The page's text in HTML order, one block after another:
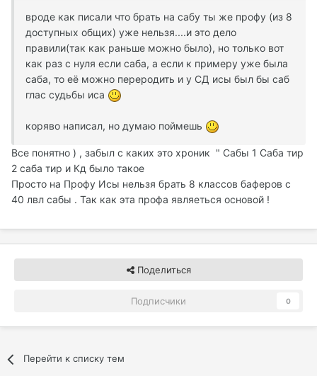
вроде как писали что брать на сабу ты же профу (из 8
доступных общих) уже нельзя....и это дело
правили(так как раньше можно было), но только вот
как раз с нуля если саба, а если к примеру уже была
саба, то её можно переродить и у СД исы был бы саб
глас судьбы иса
коряво написал, но думаю поймешь
Все понятно ) , забыл с каких это хроник " Сабы 1 Саба тир
2 саба тир и Кд было такое
Просто на Профу Исы нельзя брать 8 классов баферов с
40 лвл сабы . Так как эта профа являеться основой !
Поделиться
Подписчики 0
Перейти к списку тем